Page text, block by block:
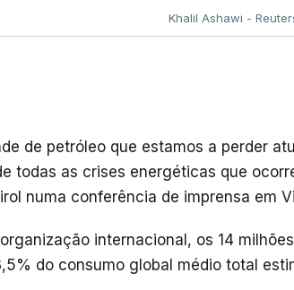
Khalil Ashawi -
de petróleo que estamos a perder
todas as crises energéticas que
numa conferência de imprensa em
internacional, os 14
do consumo global médio total